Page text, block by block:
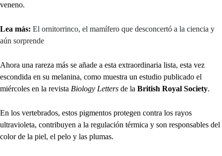
veneno.
Lea más: El ornitorrinco, el mamífero que desconcertó a la ciencia y
aún sorprende
Ahora una rareza más se añade a esta extraordinaria lista, esta vez
escondida en su melanina, como muestra un estudio publicado el
miércoles en la revista Biology Letters de la British Royal Society.
En los vertebrados, estos pigmentos protegen contra los rayos
ultravioleta, contribuyen a la regulación térmica y son responsables del
color de la piel, el pelo y las plumas.